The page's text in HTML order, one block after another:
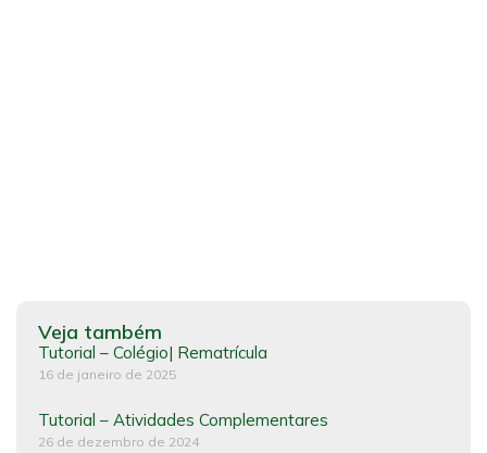
Veja também
Tutorial – Colégio| Rematrícula
16 de janeiro de 2025
Tutorial – Atividades Complementares
26 de dezembro de 2024